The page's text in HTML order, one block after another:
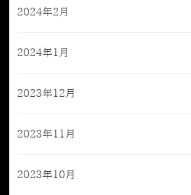
2024年2月
2024年1月
2023年12月
2023年11月
2023年10月